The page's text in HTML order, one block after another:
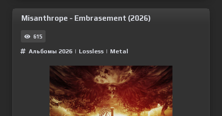
Misanthrope - Embrasement (2026)
615
Альбомы 2026 | Lossless | Metal